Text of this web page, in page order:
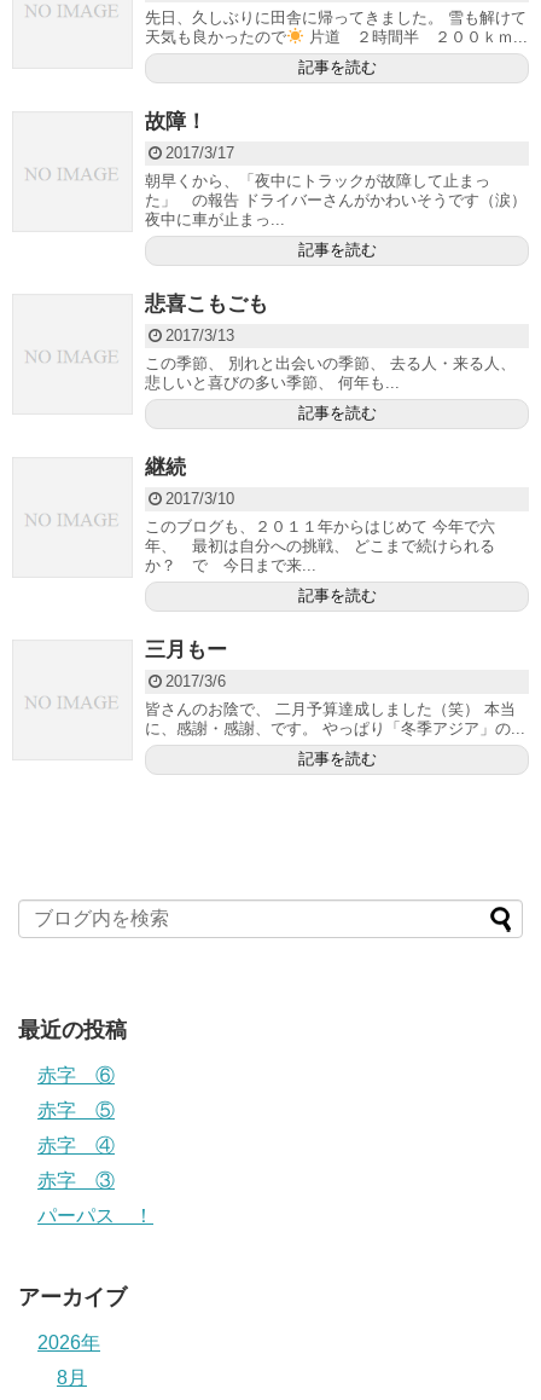
先日、久しぶりに田舎に帰ってきました。 雪も解けて
天気も良かったので
片道 ２時間半 ２００ｋｍ...
記事を読む
故障！
2017/3/17
朝早くから、「夜中にトラックが故障して止まっ
た」 の報告 ドライバーさんがかわいそうです（涙）
夜中に車が止まっ...
記事を読む
悲喜こもごも
2017/3/13
この季節、 別れと出会いの季節、 去る人・来る人、
悲しいと喜びの多い季節、 何年も...
記事を読む
継続
2017/3/10
このブログも、２０１１年からはじめて 今年で六
年、 最初は自分への挑戦、 どこまで続けられる
か？ で 今日まで来...
記事を読む
三月もー
2017/3/6
皆さんのお陰で、 二月予算達成しました（笑） 本当
に、感謝・感謝、です。 やっぱり「冬季アジア」の...
記事を読む
最近の投稿
赤字 ⑥
赤字 ⑤
赤字 ④
赤字 ③
パーパス ！
アーカイブ
2026年
8月